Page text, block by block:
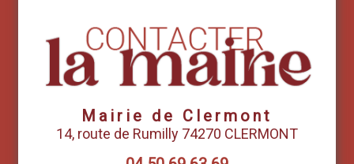
Mairie de Clermont
14, route de Rumilly 74270 CLERMONT